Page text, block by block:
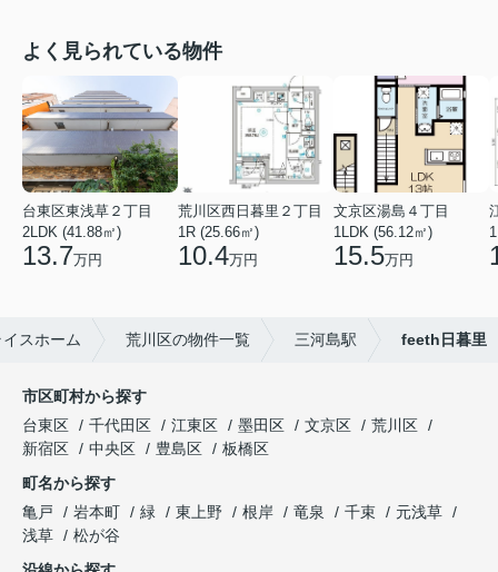
よく見られている物件
台東区東浅草２丁目
2LDK (41.88㎡)
13.7万円
荒川区西日暮里２丁目
1R (25.66㎡)
10.4万円
文京区湯島４丁目
1LDK (56.12㎡)
15.5万円
スホーム 荒川区の物件一覧 三河島駅 feeth日暮里
市区町村から探す
台東区
千代田区 江東区 墨田区 文京区
荒川区
新宿区
中央区 豊島区
板橋区
町名から探す
亀戸
岩本町 緑 東上野 根岸 竜泉 千束
元浅草
浅草
松が谷